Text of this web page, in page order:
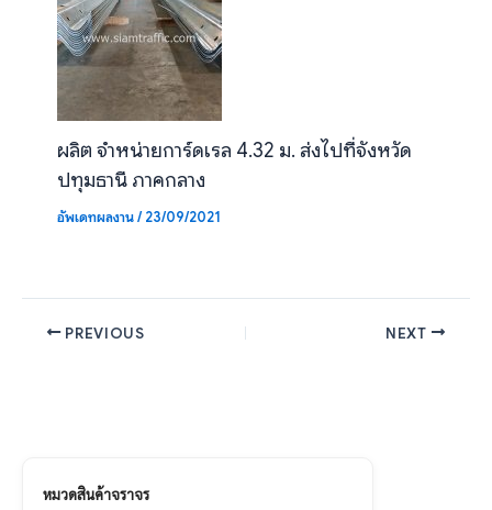
หมวดสินค้าจราจร
ผลิต จำหน่ายการ์ดเรล 4.32 ม. ส่งไปที่จังหวัด
ปทุมธานี ภาคกลาง
อัพเดทผลงาน/23/09/2021
PREVIOUS NEXT